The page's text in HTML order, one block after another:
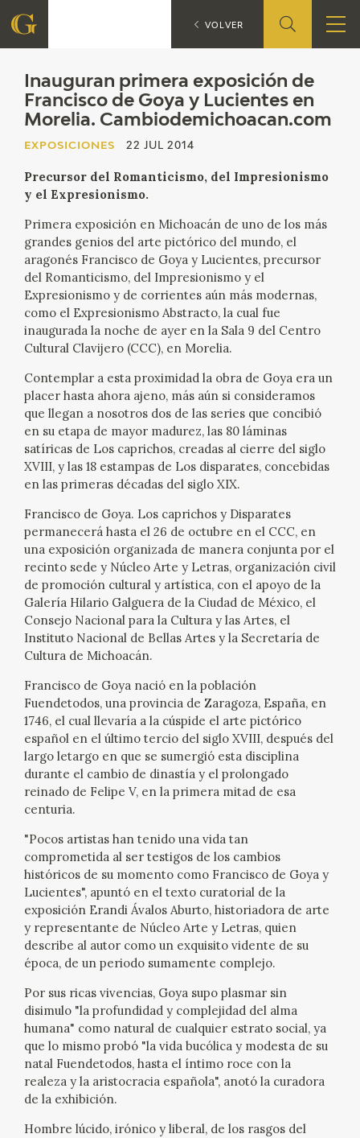
FUNDACIÓN
QUIENES SOMOS
ACCIÓN CORPORATIVA
SEDE
CONTACTO
PROGRAMACIÓN
ACTIVIDADES
ACTUALIDAD
BLOG CUADERNO ITALIANO
FRANCISCO DE GOYA
BIOGRAFÍA
EL VIAJE DE GOYA
CATÁLOGO
GOYA EN EL MUNDO
PREMIO ARAGÓN GOYA
EDICIONES
TIENDA
TIENDA ONLINE
EDUCA
CEDEA
Inauguran primera exposición de
Francisco de Goya y Lucientes en
Morelia. Cambiodemichoacan.com
EXPOSICIONES 22 JUL 2014
Precursor del Romanticismo, del Impresionismo
y el Expresionismo.
Primera exposición en Michoacán de uno de los más
grandes genios del arte pictórico del mundo, el
aragonés Francisco de Goya y Lucientes, precursor
del Romanticismo, del Impresionismo y el
Expresionismo y de corrientes aún más modernas,
como el Expresionismo Abstracto, la cual fue
inaugurada la noche de ayer en la Sala 9 del Centro
Cultural Clavijero (CCC), en Morelia.
Contemplar a esta proximidad la obra de Goya era un
placer hasta ahora ajeno, más aún si consideramos
que llegan a nosotros dos de las series que concibió
en su etapa de mayor madurez, las 80 láminas
satíricas de Los caprichos, creadas al cierre del siglo
XVIII, y las 18 estampas de Los disparates, concebidas
en las primeras décadas del siglo XIX.
Francisco de Goya. Los caprichos y Disparates
permanecerá hasta el 26 de octubre en el CCC, en
una exposición organizada de manera conjunta por el
recinto sede y Núcleo Arte y Letras, organización civil
de promoción cultural y artística, con el apoyo de la
Galería Hilario Galguera de la Ciudad de México, el
Consejo Nacional para la Cultura y las Artes, el
Instituto Nacional de Bellas Artes y la Secretaría de
Cultura de Michoacán.
Francisco de Goya nació en la población
Fuendetodos, una provincia de Zaragoza, España, en
1746, el cual llevaría a la cúspide el arte pictórico
español en el último tercio del siglo XVIII, después del
largo letargo en que se sumergió esta disciplina
durante el cambio de dinastía y el prolongado
reinado de Felipe V, en la primera mitad de esa
centuria.
"Pocos artistas han tenido una vida tan
comprometida al ser testigos de los cambios
históricos de su momento como Francisco de Goya y
Lucientes", apuntó en el texto curatorial de la
exposición Erandi Ávalos Aburto, historiadora de arte
y representante de Núcleo Arte y Letras, quien
describe al autor como un exquisito vidente de su
época, de un periodo sumamente complejo.
Por sus ricas vivencias, Goya supo plasmar sin
disimulo "la profundidad y complejidad del alma
humana" como natural de cualquier estrato social, ya
que lo mismo probó "la vida bucólica y modesta de su
natal Fuendetodos, hasta el íntimo roce con la
realeza y la aristocracia española", anotó la curadora
de la exhibición.
Hombre lúcido, irónico y liberal, de los rasgos del
EXPOSICIONES
VOLVER